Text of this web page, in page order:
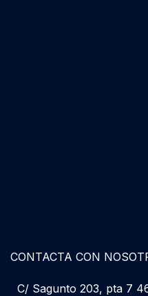
CONTACTA CON
C/ Sagunto 203, pta 7